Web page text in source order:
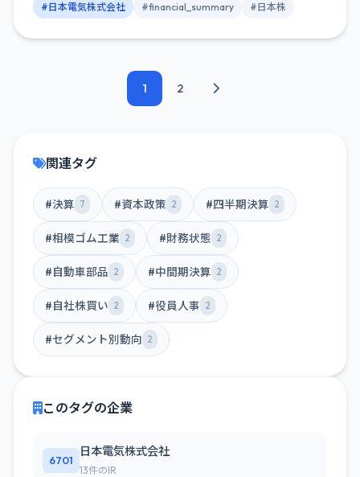
#日本電気株式会社 #financial_summary #日本株
1 2
関連タグ
#決算 7 #資本政策 2 #四半期決算 2
#相模ゴム工業 2 #財務状態 2
#自動車部品 2 #中間期決算 2
#自社株買い 2 #役員人事 2
#セグメント別動向 2
このタグの企業
6701
日本電気株式会社
13件のIR